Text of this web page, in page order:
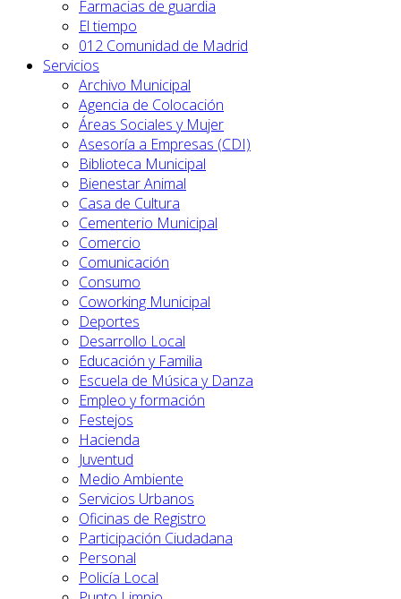
Farmacias de guardia
El tiempo
012 Comunidad de Madrid
Servicios
Archivo Municipal
Agencia de Colocación
Áreas Sociales y Mujer
Asesoría a Empresas (CDI)
Biblioteca Municipal
Bienestar Animal
Casa de Cultura
Cementerio Municipal
Comercio
Comunicación
Consumo
Coworking Municipal
Deportes
Desarrollo Local
Educación y Familia
Escuela de Música y Danza
Empleo y formación
Festejos
Hacienda
Juventud
Medio Ambiente
Servicios Urbanos
Oficinas de Registro
Participación Ciudadana
Personal
Policía Local